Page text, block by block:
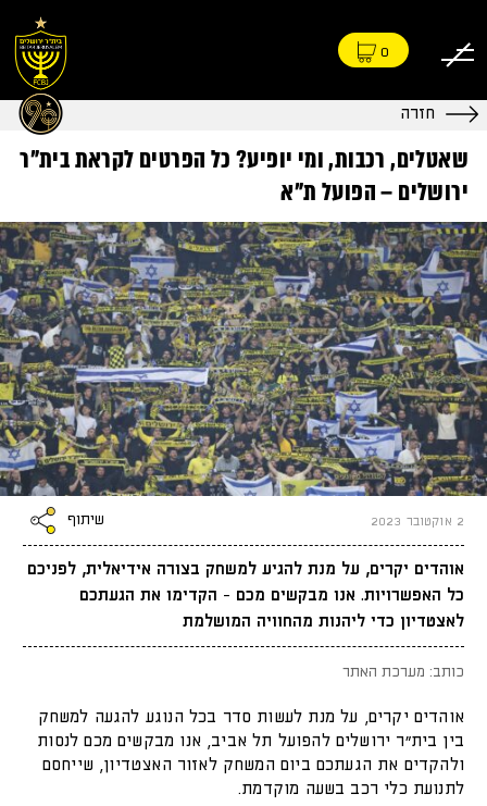
0
חזרה
שאטלים, רכבות, ומי יופיע? כל הפרטים לקראת בית"ר
ירושלים – הפועל ת"א
2 אוקטובר 2023 שיתוף
אוהדים יקרים, על מנת להגיע למשחק בצורה אידיאלית, לפניכם
כל האפשרויות. אנו מבקשים מכם - הקדימו את הגעתכם
לאצטדיון כדי ליהנות מהחוויה המושלמת
כותב: מערכת האתר
אוהדים יקרים, על מנת לעשות סדר בכל הנוגע להגעה למשחק
בין בית"ר ירושלים להפועל תל אביב, אנו מבקשים מכם לנסות
ולהקדים את הגעתכם ביום המשחק לאזור האצטדיון, שייחסם
לתנועת כלי רכב בשעה מוקדמת.